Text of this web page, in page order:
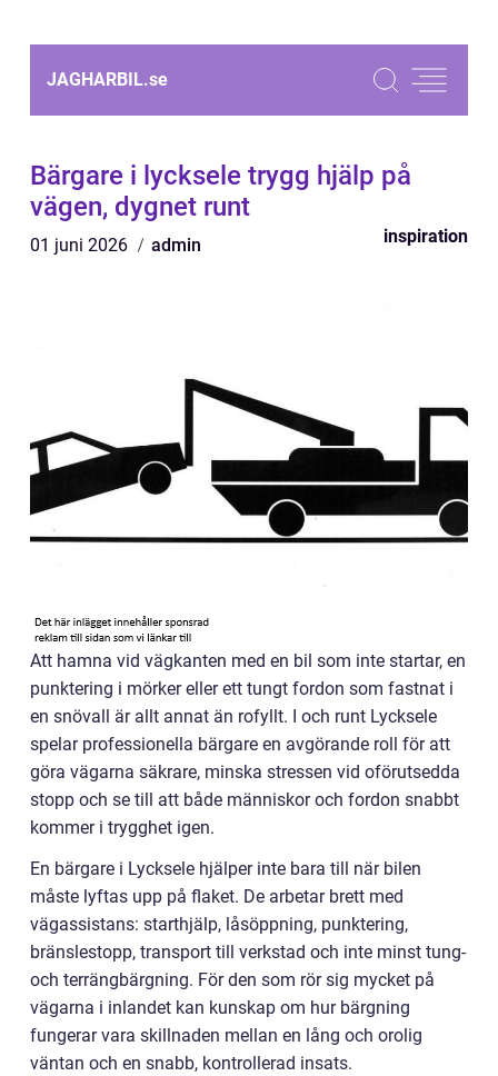
JAGHARBIL.se
Bärgare i lycksele trygg hjälp på
vägen, dygnet runt
01 juni 2026 admin inspiration
Att hamna vid vägkanten med en bil som inte startar, en
punktering i mörker eller ett tungt fordon som fastnat i
en snövall är allt annat än rofyllt. I och runt Lycksele
spelar professionella bärgare en avgörande roll för att
göra vägarna säkrare, minska stressen vid oförutsedda
stopp och se till att både människor och fordon snabbt
kommer i trygghet igen.
En bärgare i Lycksele hjälper inte bara till när bilen
måste lyftas upp på flaket. De arbetar brett med
vägassistans: starthjälp, låsöppning, punktering,
bränslestopp, transport till verkstad och inte minst tung-
och terrängbärgning. För den som rör sig mycket på
vägarna i inlandet kan kunskap om hur bärgning
fungerar vara skillnaden mellan en lång och orolig
väntan och en snabb, kontrollerad insats.